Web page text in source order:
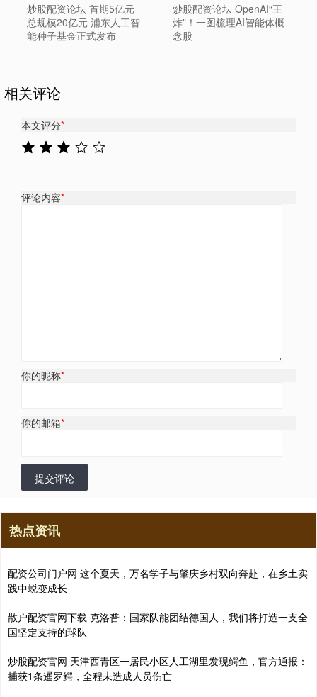
炒股配资论坛 首期5亿元
总规模20亿元 浦东人工智
能种子基金正式发布
炒股配资论坛 OpenAI“王
炸”！一图梳理AI智能体概
念股
相关评论
本文评分*
评论内容*
你的昵称*
你的邮箱*
提交评论
热点资讯
配资公司门户网 这个夏天，万名学子与肇庆乡村双向奔赴，在乡土实
践中蜕变成长
散户配资官网下载 克洛普：国家队能团结德国人，我们将打造一支全
国坚定支持的球队
炒股配资官网 天津西青区一居民小区人工湖里发现鳄鱼，官方通报：
捕获1条暹罗鳄，全程未造成人员伤亡